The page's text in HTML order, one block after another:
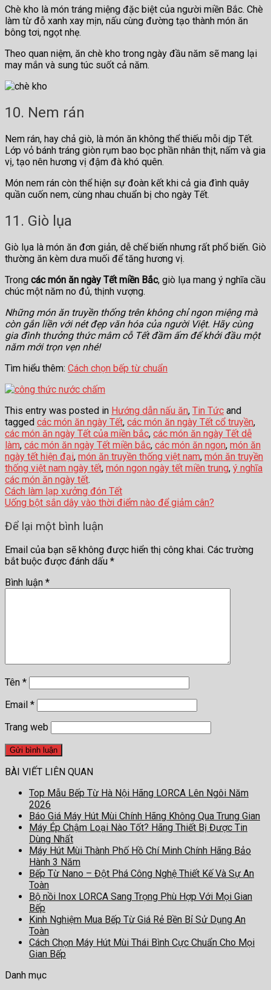
Chè kho là món tráng miệng đặc biệt của người miền Bắc. Chè
làm từ đỗ xanh xay mịn, nấu cùng đường tạo thành món ăn
bông tơi, ngọt nhẹ.
Theo quan niệm, ăn chè kho trong ngày đầu năm sẽ mang lại
may mắn và sung túc suốt cả năm.
10. Nem rán
Nem rán, hay chả giò, là món ăn không thể thiếu mỗi dịp Tết.
Lớp vỏ bánh tráng giòn rụm bao bọc phần nhân thịt, nấm và gia
vị, tạo nên hương vị đậm đà khó quên.
Món nem rán còn thể hiện sự đoàn kết khi cả gia đình quây
quần cuốn nem, cùng nhau chuẩn bị cho ngày Tết.
11. Giò lụa
Giò lụa là món ăn đơn giản, dễ chế biến nhưng rất phổ biến. Giò
thường ăn kèm dưa muối để tăng hương vị.
Trong các món ăn ngày Tết miền Bắc, giò lụa mang ý nghĩa cầu
chúc một năm no đủ, thịnh vượng.
Những món ăn truyền thống trên không chỉ ngon miệng mà
còn gắn liền với nét đẹp văn hóa của người Việt. Hãy cùng
gia đình thưởng thức mâm cỗ Tết đầm ấm để khởi đầu một
năm mới trọn vẹn nhé!
Tìm hiểu thêm: Cách chọn bếp từ chuẩn
This entry was posted in Hướng dẫn nấu ăn, Tin Tức and
tagged các món ăn ngày Tết, các món ăn ngày Tết cổ truyền,
các món ăn ngày Tết của miền bắc, các món ăn ngày Tết dễ
làm, các món ăn ngày Tết miền bắc, các món ăn ngon, món ăn
ngày tết hiện đại, món ăn truyền thống việt nam, món ăn truyền
thống việt nam ngày tết, món ngon ngày tết miền trung, ý nghĩa
các món ăn ngày tết.
Cách làm lạp xưởng đón Tết
Uống bột sắn dây vào thời điểm nào để giảm cân?
Để lại một bình luận
Email của bạn sẽ không được hiển thị công khai. Các trường
bắt buộc được đánh dấu *
Bình luận *
Tên *
Email *
Trang web
BÀI VIẾT LIÊN QUAN
Top Mẫu Bếp Từ Hà Nội Hãng LORCA Lên Ngôi Năm
2026
Báo Giá Máy Hút Mùi Chính Hãng Không Qua Trung Gian
Máy Ép Chậm Loại Nào Tốt? Hãng Thiết Bị Được Tin
Dùng Nhất
Máy Hút Mùi Thành Phố Hồ Chí Minh Chính Hãng Bảo
Hành 3 Năm
Bếp Từ Nano – Đột Phá Công Nghệ Thiết Kế Và Sự An
Toàn
Bộ nồi Inox LORCA Sang Trọng Phù Hợp Với Mọi Gian
Bếp
Kinh Nghiệm Mua Bếp Từ Giá Rẻ Bền Bỉ Sử Dụng An
Toàn
Cách Chọn Máy Hút Mùi Thái Bình Cực Chuẩn Cho Mọi
Gian Bếp
Danh mục